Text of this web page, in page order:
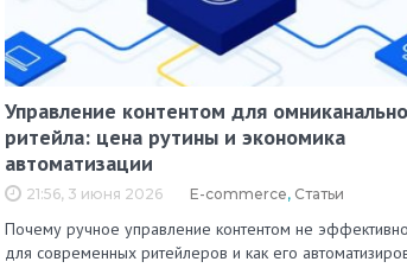
Управление контентом для
ритейла: цена рутины и экономика
автоматизации
21:56, 3 июня 2026 E-commerce, Статьи
Почему ручное управление контентом не
для современных ритейлеров и как его